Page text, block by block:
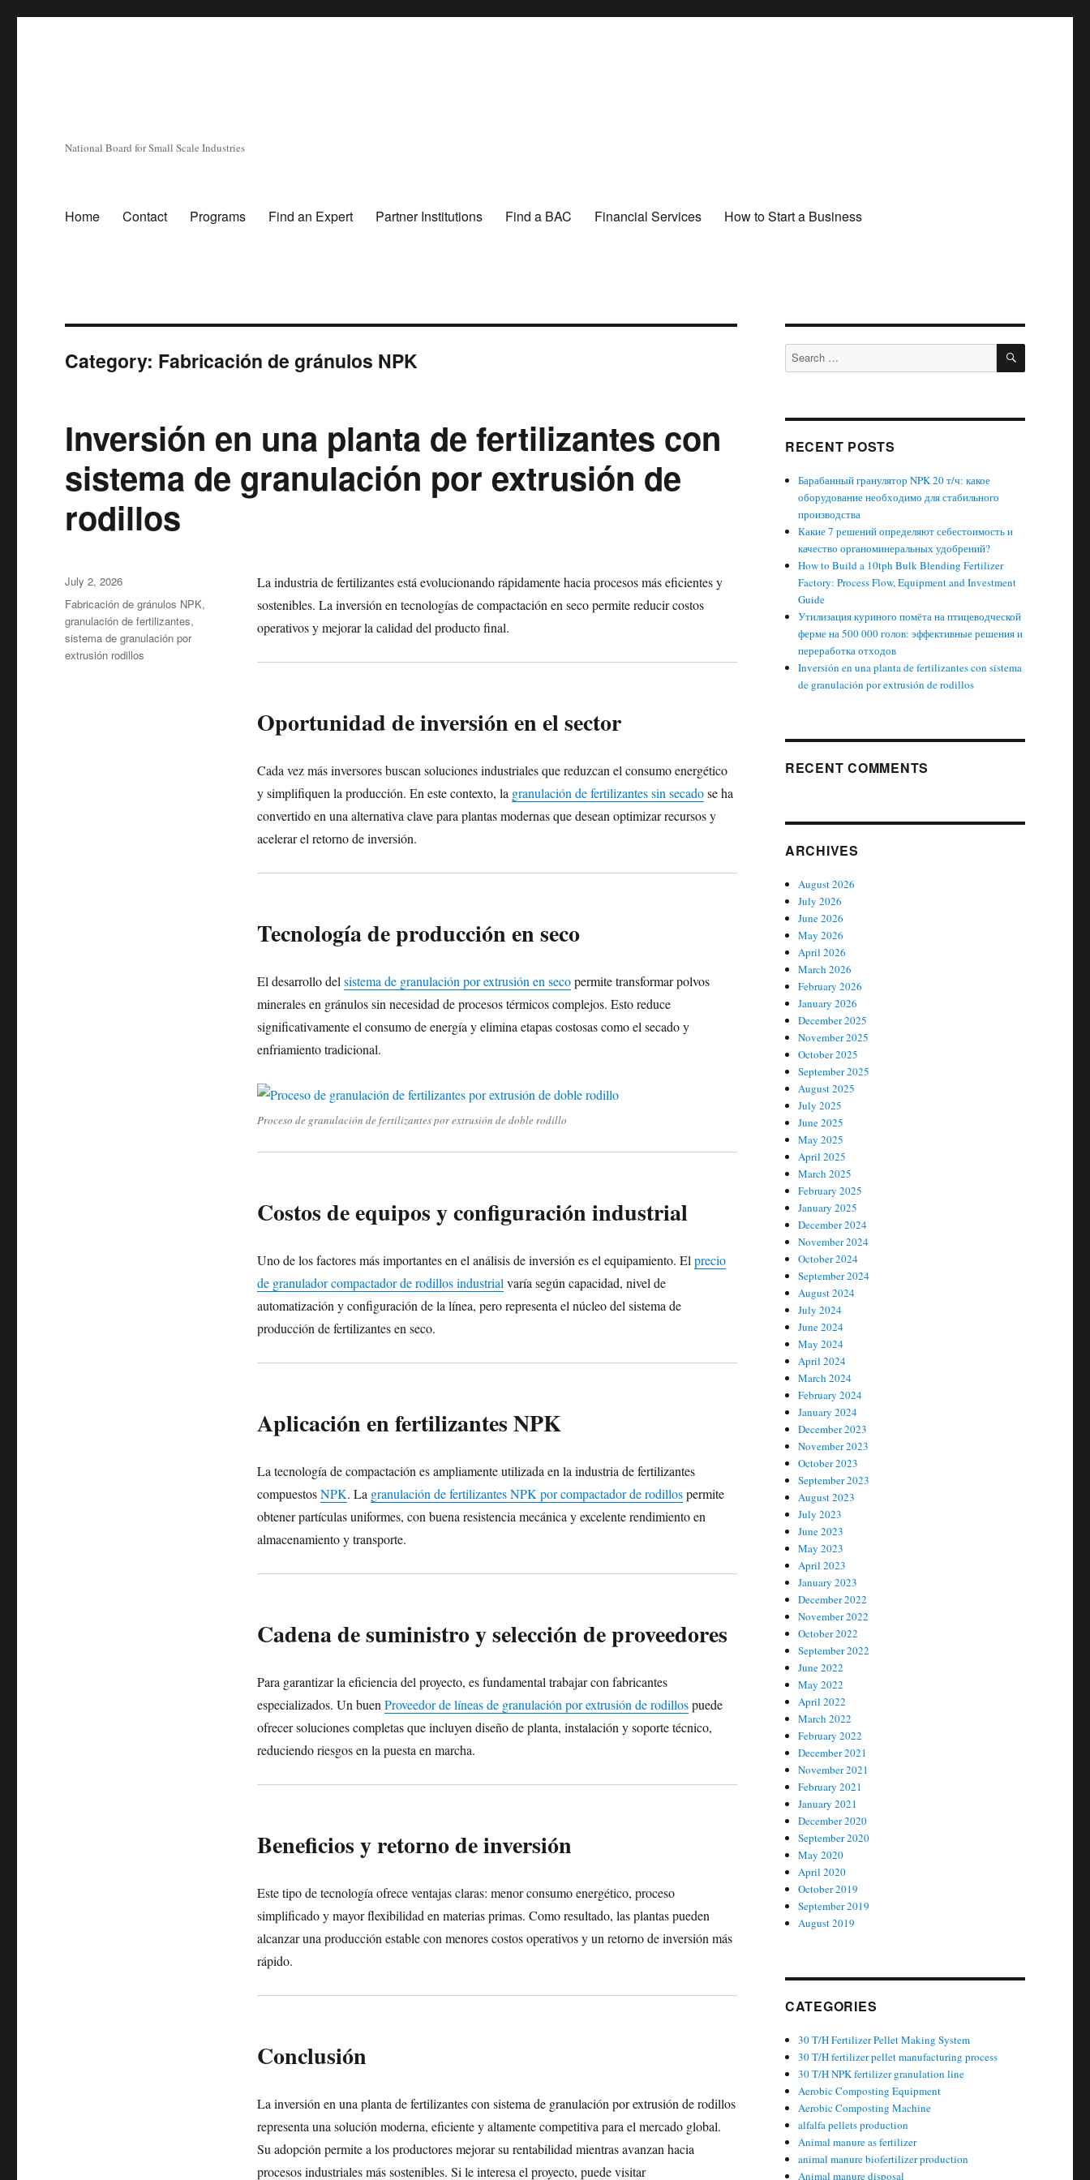
National Board for Small Scale Industries
Home Contact Programs Find an Expert Partner Institutions Find a BAC Financial Services How to Start a Business
Category: Fabricación de gránulos NPK
Inversión en una planta de fertilizantes con
sistema de granulación por extrusión de
rodillos
La industria de fertilizantes está evolucionando rápidamente hacia procesos más eficientes y
sostenibles. La inversión en tecnologías de compactación en seco permite reducir costos
operativos y mejorar la calidad del producto final.
Oportunidad de inversión en el sector
Cada vez más inversores buscan soluciones industriales que reduzcan el consumo energético
y simplifiquen la producción. En este contexto, la granulación de fertilizantes sin secadose ha
convertido en una alternativa clave para plantas modernas que desean optimizar recursos y
acelerar el retorno de inversión.
Tecnología de producción en seco
El desarrollo del sistema de granulación por extrusión en secopermite transformar polvos
minerales en gránulos sin necesidad de procesos térmicos complejos. Esto reduce
significativamente el consumo de energía y elimina etapas costosas como el secado y
enfriamiento tradicional.
Proceso de granulación de fertilizantes por extrusión de doble rodillo
Costos de equipos y configuración industrial
Uno de los factores más importantes en el análisis de inversión es el equipamiento. El precio
de granulador compactador de rodillos industrial varía según capacidad, nivel de
automatización y configuración de la línea, pero representa el núcleo del sistema de
producción de fertilizantes en seco.
Aplicación en fertilizantes NPK
La tecnología de compactación es ampliamente utilizada en la industria de fertilizantes
compuestosNPK. La granulación de fertilizantes NPK por compactador de rodillospermite
obtener partículas uniformes, con buena resistencia mecánica y excelente rendimiento en
almacenamiento y transporte.
Cadena de suministro y selección de proveedores
Para garantizar la eficiencia del proyecto, es fundamental trabajar con fabricantes
especializados. Un buen Proveedor de líneas de granulación por extrusión de rodillospuede
ofrecer soluciones completas que incluyen diseño de planta, instalación y soporte técnico,
reduciendo riesgos en la puesta en marcha.
Beneficios y retorno de inversión
Este tipo de tecnología ofrece ventajas claras: menor consumo energético, proceso
simplificado y mayor flexibilidad en materias primas. Como resultado, las plantas pueden
alcanzar una producción estable con menores costos operativos y un retorno de inversión más
rápido.
Conclusión
La inversión en una planta de fertilizantes con sistema de granulación por extrusión de rodillos
representa una solución moderna, eficiente y altamente competitiva para el mercado global.
Su adopción permite a los productores mejorar su rentabilidad mientras avanzan hacia
procesos industriales más sostenibles. Si le interesa el proyecto, puede visitar
Posted
on
July 2, 2026
Categories
Fabricación de gránulos NPK,
granulación de fertilizantes,
sistema de granulación por
extrusión rodillos
Search
for:
SEARCH
RECENT POSTS
Барабанный гранулятор NPK 20 т/ч: какое
оборудование необходимо для стабильного
производства
Какие 7 решений определяют себестоимость и
качество органоминеральных удобрений?
How to Build a 10tph Bulk Blending Fertilizer
Factory: Process Flow, Equipment and Investment
Guide
Утилизация куриного помёта на птицеводческой
ферме на 500 000 голов: эффективные решения и
переработка отходов
Inversión en una planta de fertilizantes con sistema
de granulación por extrusión de rodillos
RECENT COMMENTS
ARCHIVES
August 2026
July 2026
June 2026
May 2026
April 2026
March 2026
February 2026
January 2026
December 2025
November 2025
October 2025
September 2025
August 2025
July 2025
June 2025
May 2025
April 2025
March 2025
February 2025
January 2025
December 2024
November 2024
October 2024
September 2024
August 2024
July 2024
June 2024
May 2024
April 2024
March 2024
February 2024
January 2024
December 2023
November 2023
October 2023
September 2023
August 2023
July 2023
June 2023
May 2023
April 2023
January 2023
December 2022
November 2022
October 2022
September 2022
June 2022
May 2022
April 2022
March 2022
February 2022
December 2021
November 2021
February 2021
January 2021
December 2020
September 2020
May 2020
April 2020
October 2019
September 2019
August 2019
CATEGORIES
30 T/H Fertilizer Pellet Making System
30 T/H fertilizer pellet manufacturing process
30 T/H NPK fertilizer granulation line
Aerobic Composting Equipment
Aerobic Composting Machine
alfalfa pellets production
Animal manure as fertilizer
animal manure biofertilizer production
Animal manure disposal